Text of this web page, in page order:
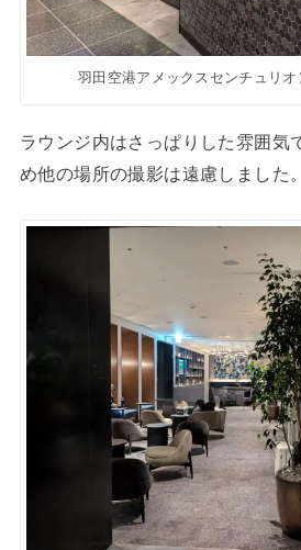
羽田空港アメックスセンチュリオ
ラウンジ内はさっぱりした雰囲気
め他の場所の撮影は遠慮しました。